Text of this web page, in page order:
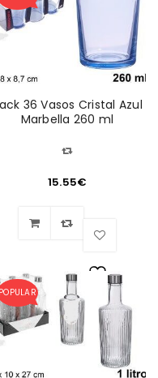
36 Vasos Cristal Azul
Marbella 260 ml
15.55€
Lista
de
deseos
POPULAR